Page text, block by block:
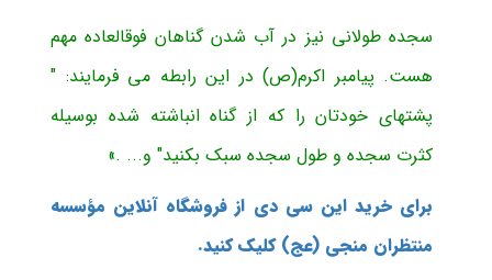
سجده طولانی نیز در آب شدن گناهان فوق­العاده مهم
هست. پیامبر اکرم(ص) در این رابطه می فرمایند: "
پشتهای خودتان را که از گناه انباشته شده بوسیله
کثرت سجده و طول سجده سبک بکنید" و... .»
برای خرید این سی دی از فروشگاه آنلاین مؤسسه
منتظران منجی (عج) کلیک کنید.